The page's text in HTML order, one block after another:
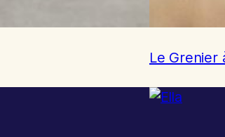
Le Grenier